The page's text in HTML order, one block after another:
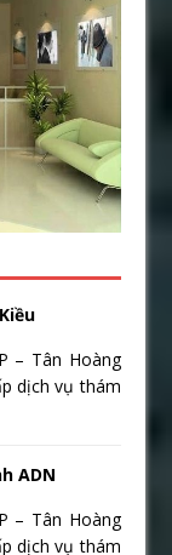
– Tân Hoàng
dịch vụ thám
ADN
– Tân Hoàng
dịch vụ thám